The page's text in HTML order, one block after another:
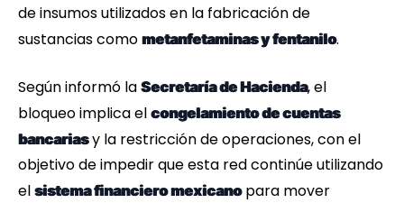
de insumos utilizados en la fabricación de
sustancias como metanfetaminas y fentanilo.
Según informó la Secretaría de Hacienda, el
bloqueo implica el congelamiento de cuentas
bancariasy la restricción de operaciones, con el
objetivo de impedir que esta red continúe utilizando
el sistema financiero mexicanopara mover